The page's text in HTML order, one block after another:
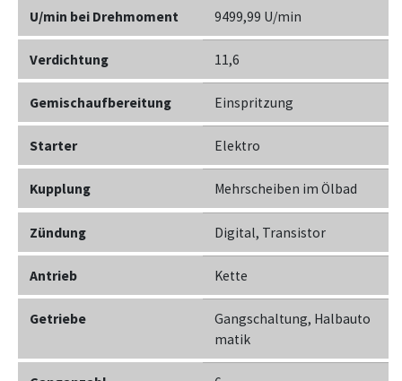
U/min bei Drehmoment 9499,99 U/min
Verdichtung 11,6
Gemischaufbereitung Einspritzung
Starter Elektro
Kupplung Mehrscheiben im Ölbad
Zündung Digital, Transistor
Antrieb Kette
Getriebe
Gangschaltung, Halbauto
matik